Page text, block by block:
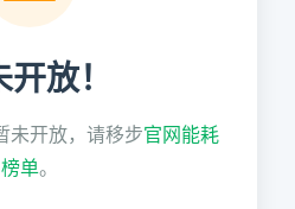
放！
未开放，请移步官网能耗
榜单。